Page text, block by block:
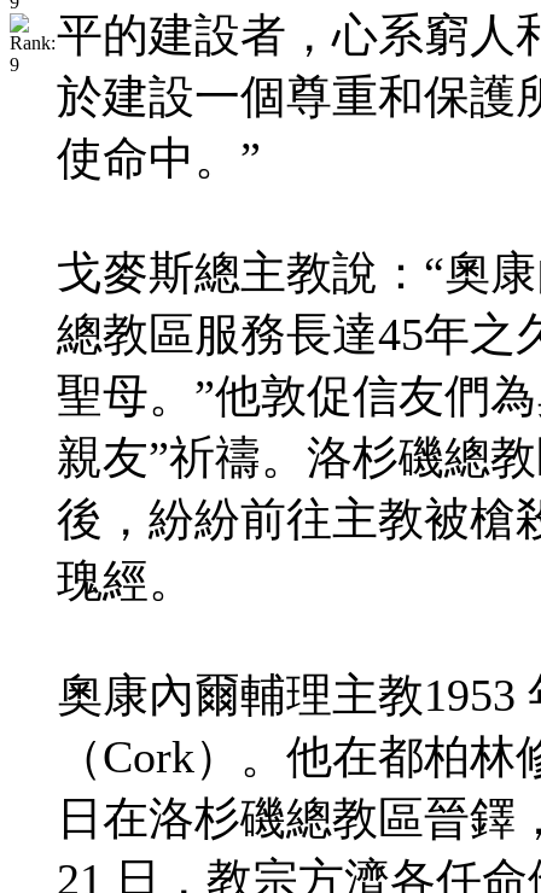
平的建設者，心系窮人
於建設一個尊重和保護
使命中。”
戈麥斯總主教說：“奧
總教區服務長達45年之
聖母。”他敦促信友們
親友”祈禱。洛杉磯總
後，紛紛前往主教被槍
瑰經。
奧康內爾輔理主教1953
（Cork）。他在都柏
日在洛杉磯總教區晉鐸
21 日，教宗方濟各任